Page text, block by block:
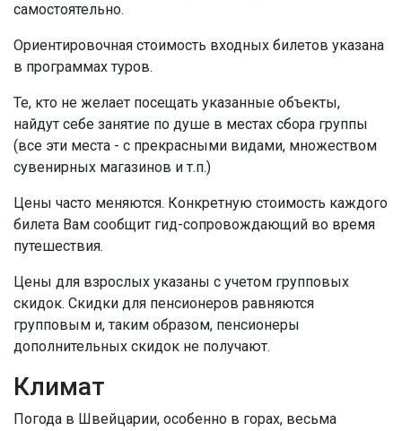
самостоятельно.
Ориентировочная стоимость входных билетов указана
в программах туров.
Те, кто не желает посещать указанные объекты,
найдут себе занятие по душе в местах сбора группы
(все эти места - с прекрасными видами, множеством
сувенирных магазинов и т.п.)
Цены часто меняются. Конкретную стоимость каждого
билета Вам сообщит гид-сопровождающий во время
путешествия.
Цены для взрослых указаны с учетом групповых
скидок. Скидки для пенсионеров равняются
групповым и, таким образом, пенсионеры
дополнительных скидок не получают.
Климат
Погода в Швейцарии, особенно в горах, весьма